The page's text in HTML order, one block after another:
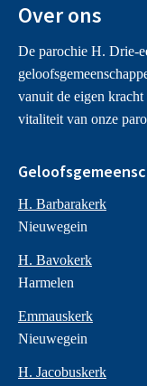
Over ons
De parochie H. Drie-
vanuit de eigen
vitaliteit van onze
H. Barbarakerk
Nieuwegein
H. Bavokerk
Harmelen
Emmauskerk
Nieuwegein
H. Jacobuskerk